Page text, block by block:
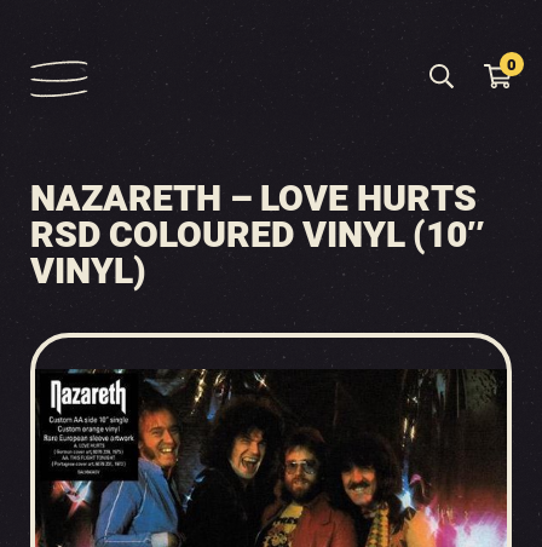
0
NAZARETH – LOVE HURTS
RSD COLOURED VINYL (10″
VINYL)